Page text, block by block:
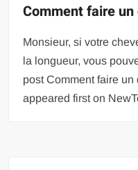
Comment faire
Monsieur, si votre
la longueur, vous
post Comment faire
appeared first on